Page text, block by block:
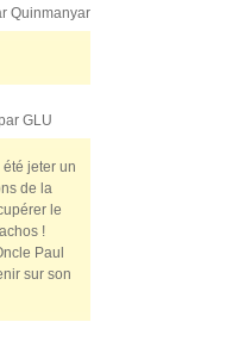
Quinmanyar
GLU
été jeter un
de la
le
!
Paul
sur son